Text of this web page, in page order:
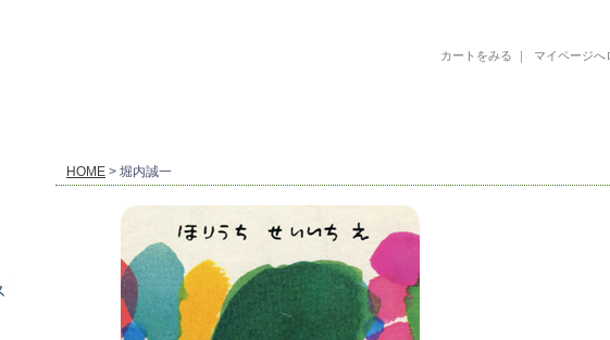
カートをみる ｜ マイページへ
HOME > 堀内誠一